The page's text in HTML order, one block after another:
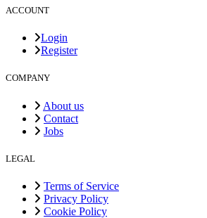
ACCOUNT
Login
Register
COMPANY
About us
Contact
Jobs
LEGAL
Terms of Service
Privacy Policy
Cookie Policy